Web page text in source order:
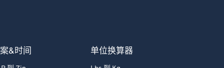
&时间 单位换算器